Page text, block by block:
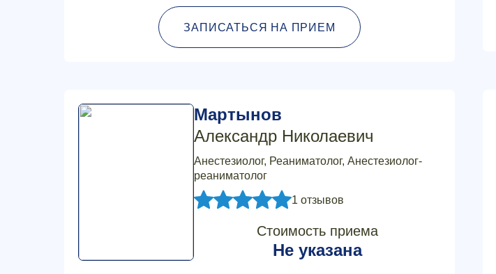
ЗАПИСАТЬСЯ НА ПРИЕМ
Мартынов
Александр Николаевич
Анестезиолог, Реаниматолог, Анестезиолог-
реаниматолог
1 отзывов
Стоимость приема
Не указана